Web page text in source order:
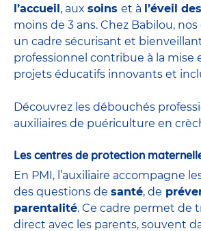
l’accueil , aux soins et à l’éveil
moins de 3 ans. Chez Babilou,
un cadre sécurisant et
professionnel contribue à la mise
projets éducatifs innovants et
Découvrez les débouchés
auxiliaires de puériculture en
Les centres de protection
En PMI, l’auxiliaire accompagne
des questions de santé, de
parentalité. Ce cadre permet de
direct avec les parents, souvent